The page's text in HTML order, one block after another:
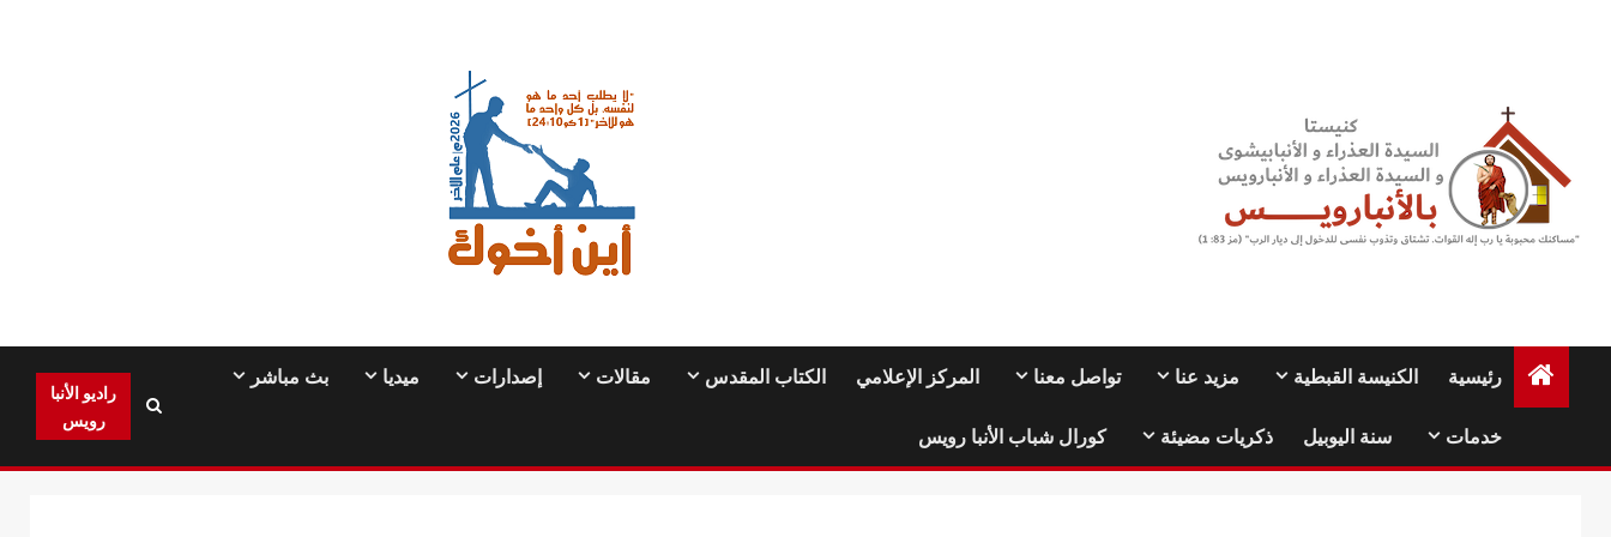
رئيسية الكنيسة القبطية مزيد عنا تواصل معنا المركز الإعلامي الكتاب المقدس مقالات إصدارات ميديا بث مباشر
خدمات سنة اليوبيل ذكريات مضيئة كورال شباب الأنبا رويس
راديو الأنبا
رويس